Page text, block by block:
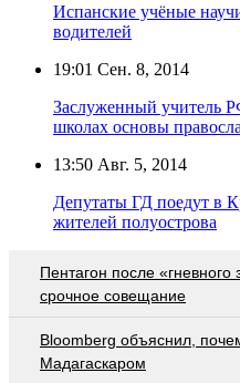
Испанские учёные
водителей
19:01 Сен. 8, 2014
Заслуженный учитель
школах основы
13:50 Авг. 5, 2014
Депутаты ГД поедут в
жителей полуострова
Пентагон после
срочное совещание
Bloomberg объяснил,
Мадагаскаром